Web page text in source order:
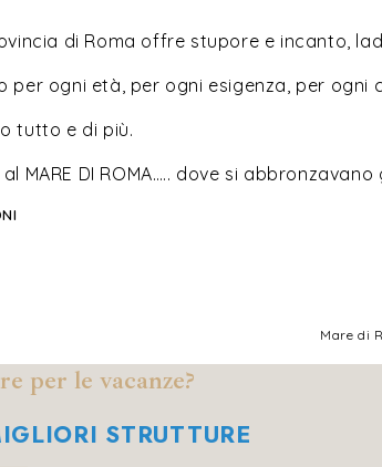
di Roma offre stupore e incanto,
per ogni età, per ogni esigenza, per
tutto e di più.
MARE DI ROMA….. dove si
Mare di
per le vacanze?
STRUTTURE